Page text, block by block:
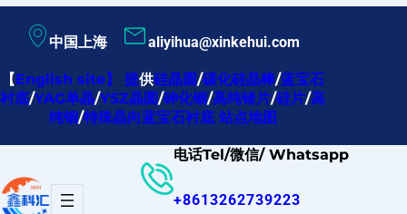
内
容
中国上海 aliyihua@xinkehui.com
【English site】提供硅晶圆/碳化硅晶棒/蓝宝石
衬底/YAG单晶/YSZ晶圆/砷化铟/高纯锗片/硅片/高
纯铟/特殊晶向蓝宝石衬底 站点地图
电话Tel/微信/ Whatsapp
+8613262739223